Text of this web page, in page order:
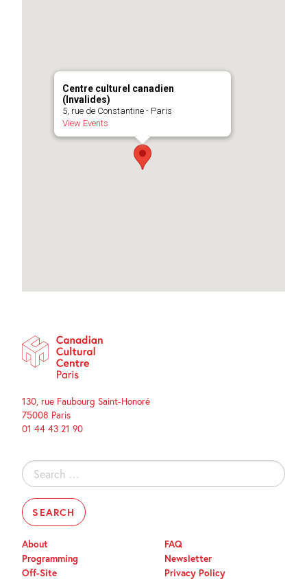
Centre culturel canadien
(Invalides)
5, rue de Constantine - Paris
View Events
130, rue Faubourg Saint-Honoré
75008 Paris
01 44 43 21 90
Search
for:
About
Programming
Off-Site
FAQ
Newsletter
Privacy Policy